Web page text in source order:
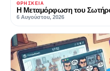
ΘΡΗΣΚΕΊΑ
Η Μεταμόρφωση του
6 Αυγούστου, 2026